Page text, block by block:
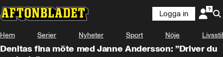
Logga in
Hem Serier Nyheter Sport Nöje Livsstil
Denitas fina möte med Janne Andersson: ”Driver du